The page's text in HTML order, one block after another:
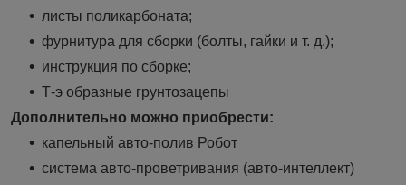
листы поликарбоната;
фурнитура для сборки (болты, гайки и т. д.);
инструкция по сборке;
Т-э образные грунтозацепы
Дополнительно можно приобрести:
капельный авто-полив Робот
система авто-проветривания (авто-интеллект)